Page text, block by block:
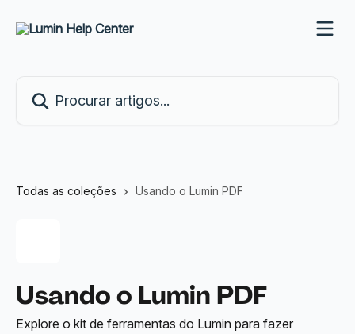
Todas as coleções Usando o Lumin PDF
Usando o Lumin PDF
Explore o kit de ferramentas do Lumin para fazer